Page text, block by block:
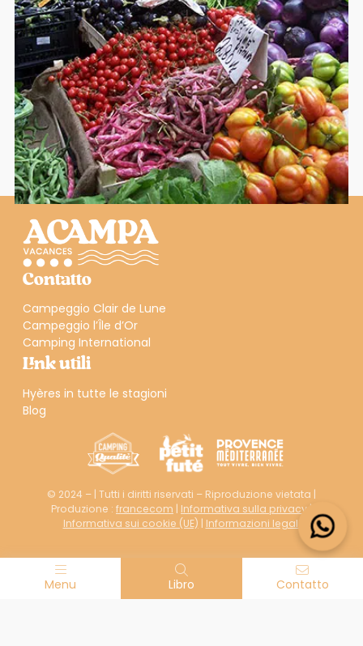
Contatto
Campeggio Clair de Lune
Campeggio l’Île d’Or
Camping International
Link utili
Hyères in tutte le stagioni
Blog
© 2024 – | Tutti i diritti riservati – Riproduzione vietata |
Produzione : francecom | Informativa sulla privacy |
Informativa sui cookie (UE) | Informazioni legali
Menu Libro Contatto